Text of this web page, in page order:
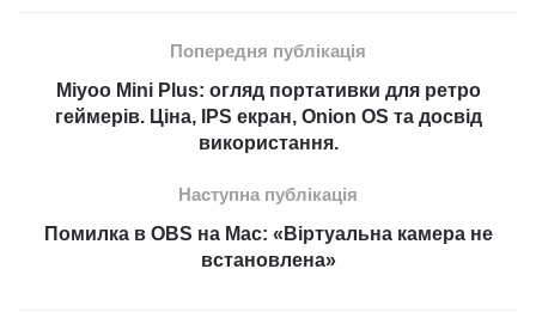
Попередня публікація
Miyoo Mini Plus: огляд портативки для ретро
геймерів. Ціна, IPS екран, Onion OS та досвід
використання.
Наступна публікація
Помилка в OBS на Mac: «Віртуальна камера не
встановлена»